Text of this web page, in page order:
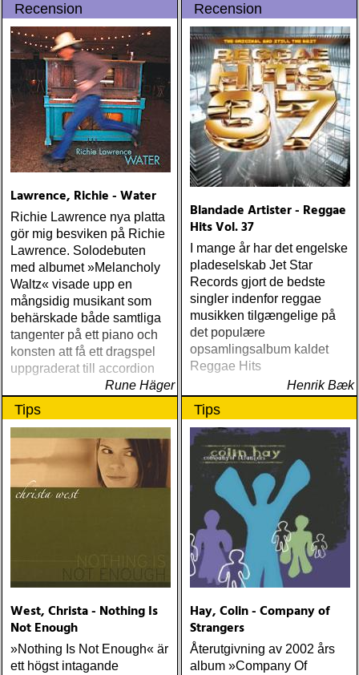
populære reggaestil kaldet
one-drop
Recension
Lawrence, Richie - Water
Richie Lawrence nya platta
gör mig besviken på Richie
Lawrence. Solodebuten
med albumet »Melancholy
Waltz« visade upp en
mångsidig musikant som
behärskade både samtliga
tangenter på ett piano och
konsten att få ett dragspel
uppgraderat till accordion
Rune Häger
Recension
Blandade Artister - Reggae
Hits Vol. 37
I mange år har det engelske
pladeselskab Jet Star
Records gjort de bedste
singler indenfor reggae
musikken tilgængelige på
det populære
opsamlingsalbum kaldet
Reggae Hits
Henrik Bæk
Tips
West, Christa - Nothing Is
Not Enough
»Nothing Is Not Enough« är
ett högst intagande
Tips
Hay, Colin - Company of
Strangers
Återutgivning av 2002 års
album »Company Of